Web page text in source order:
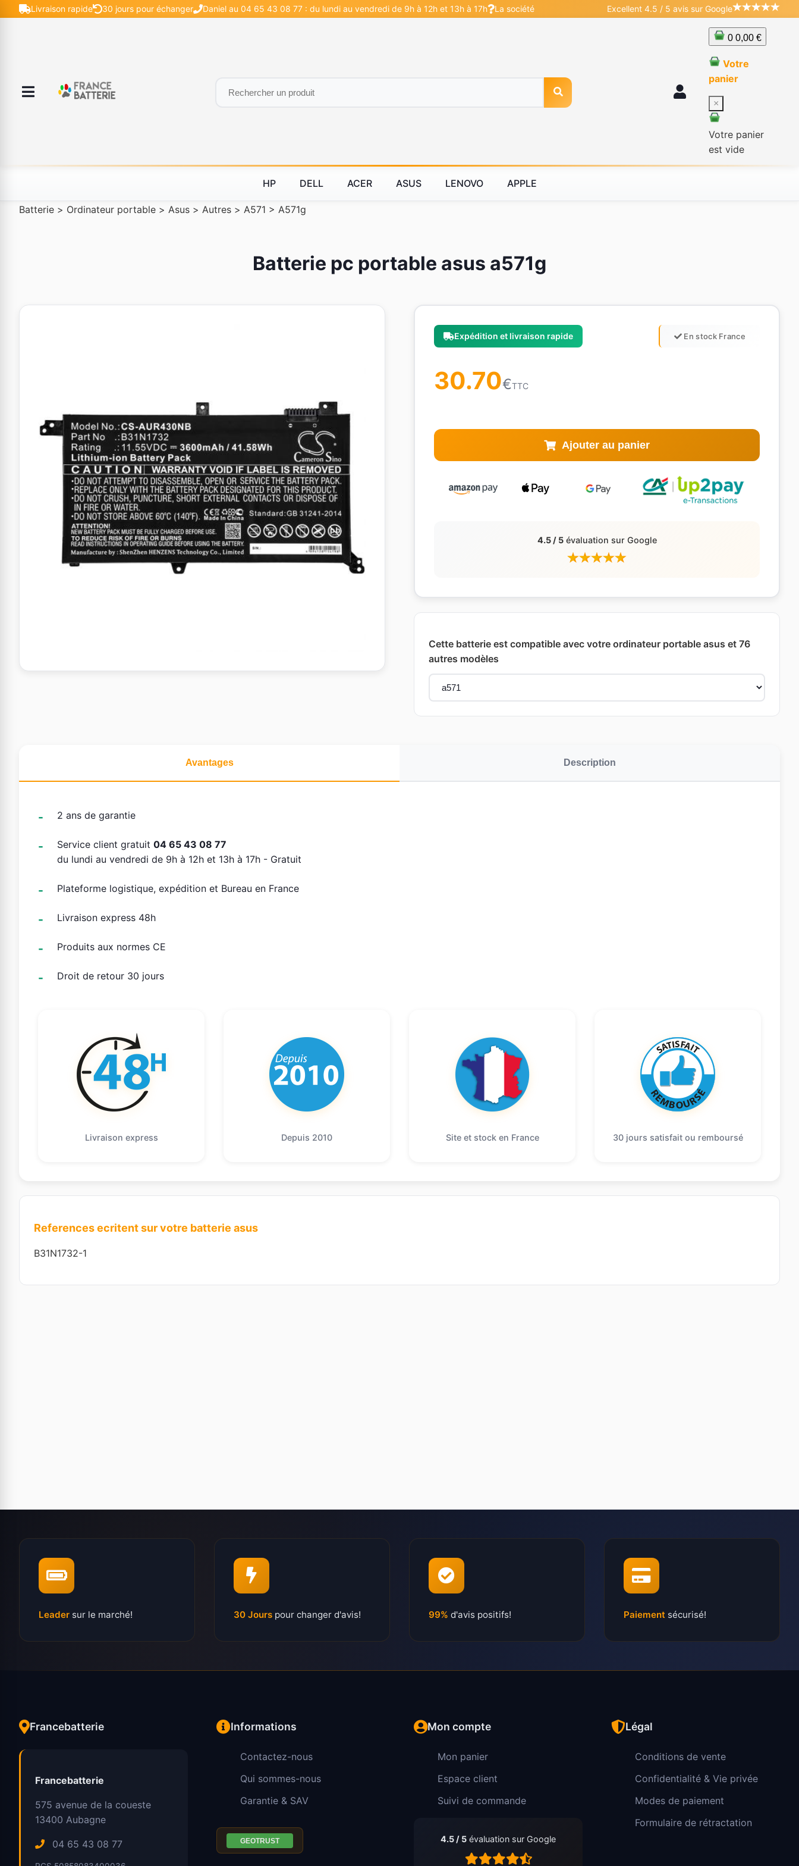
Livraison rapide 30 jours pour échanger Daniel au 04 65 43 08 77 : du lundi au vendredi de 9h à 12h et 13h à 17h La société Excellent 4.5 / 5 avis sur Google
0 0,00 €
Votre
panier
×
Votre panier
est vide
HP DELL ACER ASUS LENOVO APPLE
Batterie > Ordinateur portable > Asus > Autres > A571 > A571g
Batterie pc portable asus a571g
Expédition et livraison rapide En stock France
30.70€TTC
Ajouter au panier
4.5 / 5évaluation sur Google
Cette batterie est compatible avec votre ordinateur portable asus et 76
autres modèles
Avantages Description
2 ans de garantie
Service client gratuit 04 65 43 08 77
du lundi au vendredi de 9h à 12h et 13h à 17h - Gratuit
Plateforme logistique, expédition et Bureau en France
Livraison express 48h
Produits aux normes CE
Droit de retour 30 jours
Livraison express Depuis 2010 Site et stock en France 30 jours satisfait ou remboursé
References ecritent sur votre batterie asus
B31N1732-1
Leader sur le marché! 30 Jours pour changer d'avis! 99% d'avis positifs! Paiement sécurisé!
Francebatterie
Francebatterie
575 avenue de la coueste
13400 Aubagne
04 65 43 08 77
Informations
Contactez-nous
Qui sommes-nous
Garantie & SAV
Mon compte
Mon panier
Espace client
Suivi de commande
4.5 / 5 évaluation sur Google
Légal
Conditions de vente
Confidentialité & Vie privée
Modes de paiement
Formulaire de rétractation